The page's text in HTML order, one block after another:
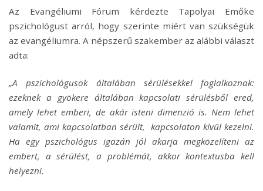
Az Evangéliumi Fórum kérdezte Tapolyai Emőke
pszichológust arról, hogy szerinte miért van szükségük
az evangéliumra. A népszerű szakember az alábbi választ
adta:
„A pszichológusok általában sérülésekkel foglalkoznak:
ezeknek a gyökere általában kapcsolati sérülésből ered,
amely lehet emberi, de akár isteni dimenzió is. Nem lehet
valamit, ami kapcsolatban sérült, kapcsolaton kívül kezelni.
Ha egy pszichológus igazán jól akarja megközelíteni az
embert, a sérülést, a problémát, akkor kontextusba kell
helyezni.